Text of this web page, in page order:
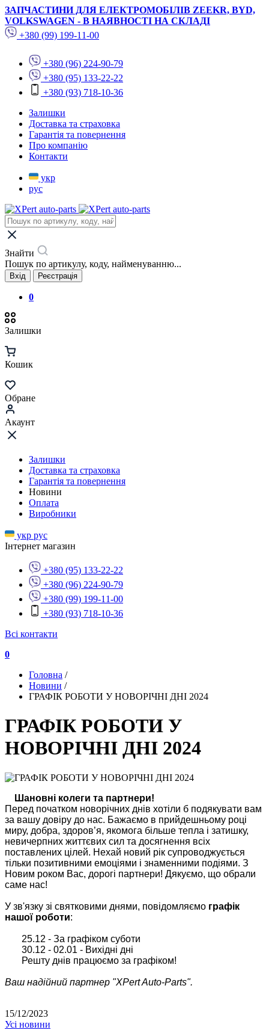
ЗАПЧАСТИНИ ДЛЯ ЕЛЕКТРОМОБІЛІВ ZEEKR, BYD,
VOLKSWAGEN - В НАЯВНОСТІ НА СКЛАДІ
+380 (99) 199-11-00
+380 (96) 224-90-79
+380 (95) 133-22-22
+380 (93) 718-10-36
Залишки
Доставка та страховка
Гарантія та повернення
Про компанію
Контакти
укр
рус
Знайти
Пошук по артикулу, коду, найменуванню...
Вхід Реєстрація
0
Залишки
Кошик
Обране
Акаунт
Залишки
Доставка та страховка
Гарантія та повернення
Новини
Оплата
Виробники
укр рус
Інтернет магазин
+380 (95) 133-22-22
+380 (96) 224-90-79
+380 (99) 199-11-00
+380 (93) 718-10-36
Всі контакти
0
Головна /
Новини /
ГРАФІК РОБОТИ У НОВОРІЧНІ ДНІ 2024
ГРАФІК РОБОТИ У
НОВОРІЧНІ ДНІ 2024
Шановні колеги та партнери!
Перед початком новорічних днів хотіли б подякувати вам
за вашу довіру до нас. Бажаємо в прийдешньому році
миру, добра, здоров’я, якомога більше тепла і затишку,
невичерпних життєвих сил та досягнення всіх
поставлених цілей. Нехай новий рік супроводжується
тільки позитивними емоціями і знаменними подіями. З
Новим роком Вас, дорогі партнери! Дякуємо, що обрали
саме нас!
У зв'язку зі святковими днями, повідомляємо графік
нашої роботи:
25.12 - За графіком суботи
30.12 - 02.01 - Вихідні дні
Решту днів працюємо за графіком!
Ваш надійний партнер "XPert Auto-Parts".
15/12/2023
Усі новини